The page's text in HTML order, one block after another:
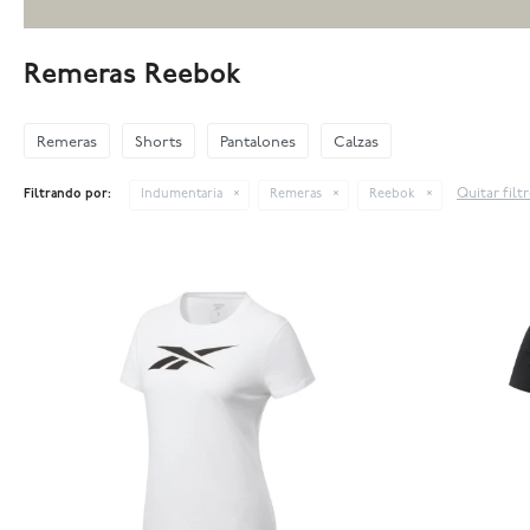
Remeras Reebok
Remeras Shorts Pantalones Calzas
Filtrando por: Indumentaria Remeras Reebok Quitar